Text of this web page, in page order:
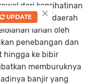
dari keprihatinan
gundulnya daerah
lahan oleh
penebangan dan
hingga ke bibir
memburuknya
banjir yang
×
UPDATE